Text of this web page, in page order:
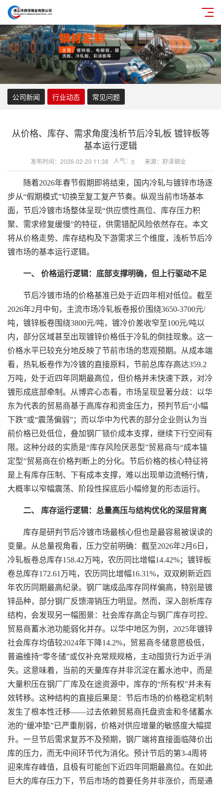
公司新闻 行业动态 常见问题
从价格、库存、需求角度浅析节后冷轧板 镀锌板等
基本运行逻辑
发布时间：2026-02-20 11:38 人气： 0 来源：舒泽钢业
随着2026年春节假期即将结束，国内冷轧与镀锌市场逐
步从“假期模式”切换至复工复产节奏。纵观当前市场基本
面，节后冷镀市场整体呈现“供应惯性高位、库存压力积
聚、需求修复缓慢”的特征，供需错配风险依然存在。本文
将从价格走势、库存结构及下游需求三个维度，浅析节后冷
镀市场的基本运行逻辑。
一、 价格运行逻辑：底部支撑明确，但上行驱动不足
节后冷镀市场的价格基准已处于近四年相对低位。截至
2026年2月中旬，主流市场冷轧板卷报价围绕3650-3700元/
吨，镀锌板卷围绕3800元/吨，镀冷价差收窄至100元/吨以
内，部分区域甚至出现镀锌价格低于冷轧的倒挂现象。这一
价格水平已较充分地反映了节前市场的悲观预期。从成本端
看，热轧板卷作为冷镀的直接原料，节前总库存高达359.2
万吨，处于近四年同期最高位，但价格并未快速下跌，对冷
镀形成底部牵制。从博弈心态看，市场呈现显著分歧：以华
东为代表的贸易商基于高库存和资金压力，预判节后“小幅
下跌”或“震荡偏弱”；而以华中为代表的部分企业则认为当
前价格已处低位，叠加钢厂锁价成本支撑，继续下行空间有
限。这种分歧的实质是“库存风险厌恶型”贸易商与“成本锚
定型”贸易商在价格判断上的分化。节后价格的核心特征将
是上有库存压制、下有成本支撑，难以出现单边流畅行情，
大概率以窄幅震荡、阶段性探底后小幅修复的形态运行。
二、 库存运行逻辑：总量高压与结构优化的深层背离
库存是研判节后冷镀市场最核心但也是最容易被误读的
变量。从总量视角看，压力空前明确：截至2026年2月6日，
冷轧板卷总库存158.42万吨，农历同比增幅14.42%；镀锌板
卷总库存172.61万吨，农历同比增幅16.31%，双双刷新近四
年农历同期最高纪录。钢厂端成品库存同样偏高，特别是镀
锌品种，部分钢厂反馈滞销压力明显。然而，深入剖析库存
结构，会发现另一幅图景：社会库存高企与钢厂库存可控、
贸易商蓄水池功能弱化并存。以华中地区为例，2025年镀锌
社会库存均值较2024年下降14.2%，贸易商冬储意愿极低，
普遍维持“零冬储”或仅补充常规规格，主动囤货行为近乎消
失。这意味着，当前的天量库存并非沉淀在蓄水池中，而是
大量积压在钢厂厂库及在途资源中，库存的“所有权”并未有
效转移。这种结构的直接后果是：节后市场的价格稳定机制
发生了根本性迁移——过去依赖贸易商托盘资金和冬储蓄水
池的“缓冲垫”已严重削弱，价格对供应增量的敏感度大幅提
升。一旦节后需求复苏不及预期，钢厂端将直接面临降价出
库的压力，而无中间环节代为消化。预计节后的第3-4周将
迎来库存峰值，且极有可能创下近四年同期最高位。在如此
巨大的库存压力下，节后市场的首要任务并非涨价，而是通